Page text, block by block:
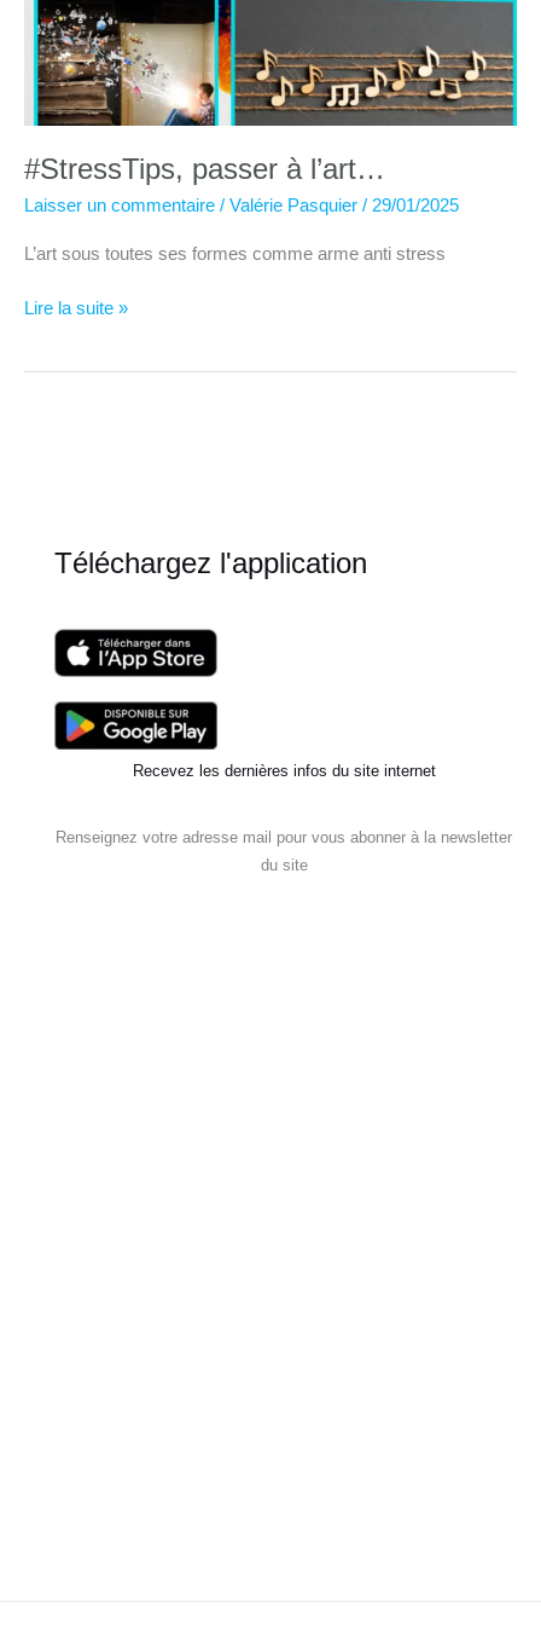
#StressTips, passer à l’art…
Laisser un commentaire / Valérie Pasquier / 29/01/2025
L’art sous toutes ses formes comme arme anti stress
#StressTips,
Lire la suite »
Téléchargez l'application
Recevez les dernières infos du site internet
Renseignez votre adresse mail pour vous abonner à la newsletter
du site